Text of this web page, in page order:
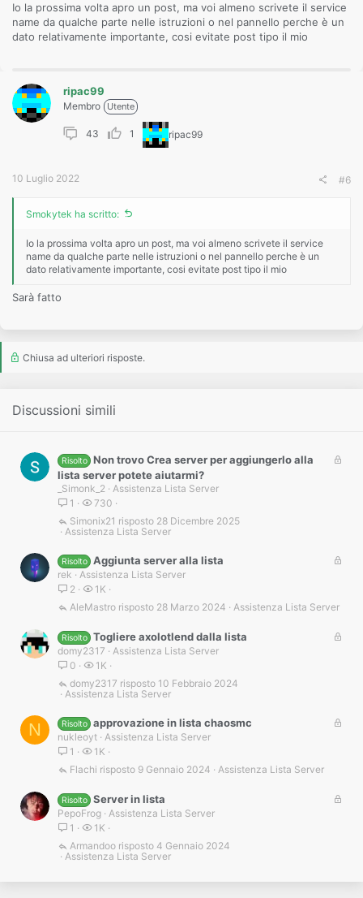
Io la prossima volta apro un post, ma voi almeno scrivete il service
name da qualche parte nelle istruzioni o nel pannello perche è un
dato relativamente importante, cosi evitate post tipo il mio
ripac99
Membro Utente
43 1 ripac99
10 Luglio 2022 #6
Smokytek ha scritto:
Io la prossima volta apro un post, ma voi almeno scrivete il service
name da qualche parte nelle istruzioni o nel pannello perche è un
dato relativamente importante, cosi evitate post tipo il mio
Sarà fatto
Chiusa ad ulteriori risposte.
Discussioni simili
Risolto Non trovo Crea server per aggiungerlo alla
lista server potete aiutarmi?
_Simonk_2 Assistenza Lista Server
1
730
Assistenza Lista Server
28 Dicembre 2025
Simonix21
Risolto Aggiunta server alla lista
rek
Assistenza Lista Server
2
1K
Assistenza Lista Server
28 Marzo 2024
AleMastro
Risolto Togliere axolotlend dalla lista
domy2317
Assistenza Lista Server
0
1K
Assistenza Lista Server
10 Febbraio 2024
domy2317
N Risolto approvazione in lista chaosmc
nukleoyt Assistenza Lista Server
1
1K
Assistenza Lista Server
9 Gennaio 2024
Flachi
t
Risolto Server in lista
PepoFrog Assistenza Lista Server
1
1K
Assistenza Lista Server
4 Gennaio 2024
Armandoo